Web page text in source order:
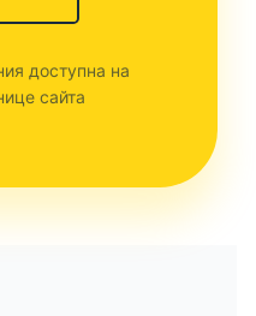
доступна на
сайта